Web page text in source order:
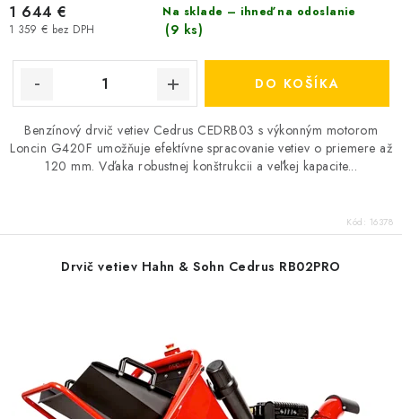
Na sklade – ihneď na odoslanie
(9 ks)
1 359 € bez DPH
1 644 €
DO KOŠÍKA
Benzínový drvič vetiev Cedrus CEDRB03 s výkonným motorom
Loncin G420F umožňuje efektívne spracovanie vetiev o priemere až
120 mm. Vďaka robustnej konštrukcii a veľkej kapacite...
Kód: 16378
Drvič vetiev Hahn & Sohn Cedrus RB02PRO